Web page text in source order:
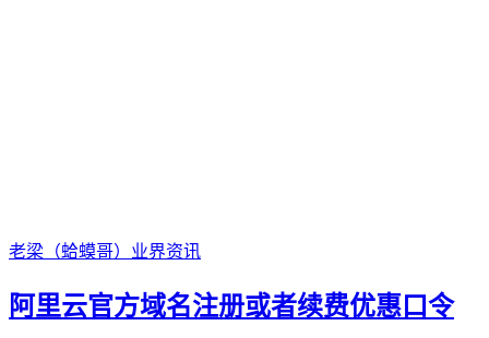
老梁（蛤蟆哥） 业界资讯
阿里云官方域名注册或者续费优惠口令